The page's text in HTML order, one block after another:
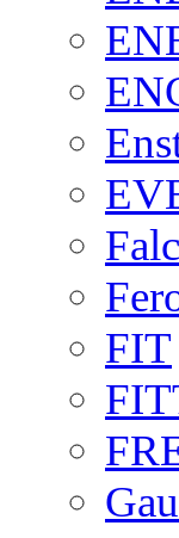
FIT